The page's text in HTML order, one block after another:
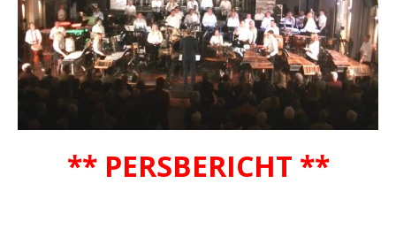
** PERSBERICHT **